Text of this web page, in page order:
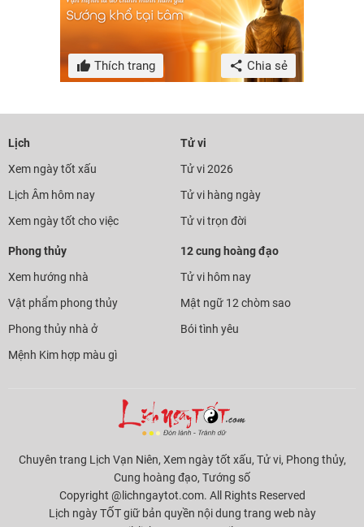
Thích trang Chia sẻ
Lịch
Xem ngày tốt xấu
Lịch Âm hôm nay
Xem ngày tốt cho việc
Tử vi
Tử vi 2026
Tử vi hàng ngày
Tử vi trọn đời
Phong thủy
Xem hướng nhà
Vật phẩm phong thủy
Phong thủy nhà ở
Mệnh Kim hợp màu gì
12 cung hoàng đạo
Tử vi hôm nay
Mật ngữ 12 chòm sao
Bói tình yêu
Chuyên trang Lịch Vạn Niên, Xem ngày tốt xấu, Tử vi, Phong thủy,
Cung hoàng đạo, Tướng số
Copyright @lichngaytot.com. All Rights Reserved
Lịch ngày TỐT giữ bản quyền nội dung trang web này